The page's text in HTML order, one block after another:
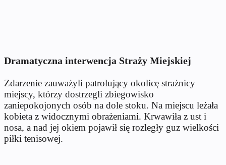
Dramatyczna interwencja Straży Miejskiej
Zdarzenie zauważyli patrolujący okolicę strażnicy
miejscy, którzy dostrzegli zbiegowisko
zaniepokojonych osób na dole stoku. Na miejscu leżała
kobieta z widocznymi obrażeniami. Krwawiła z ust i
nosa, a nad jej okiem pojawił się rozległy guz wielkości
piłki tenisowej.